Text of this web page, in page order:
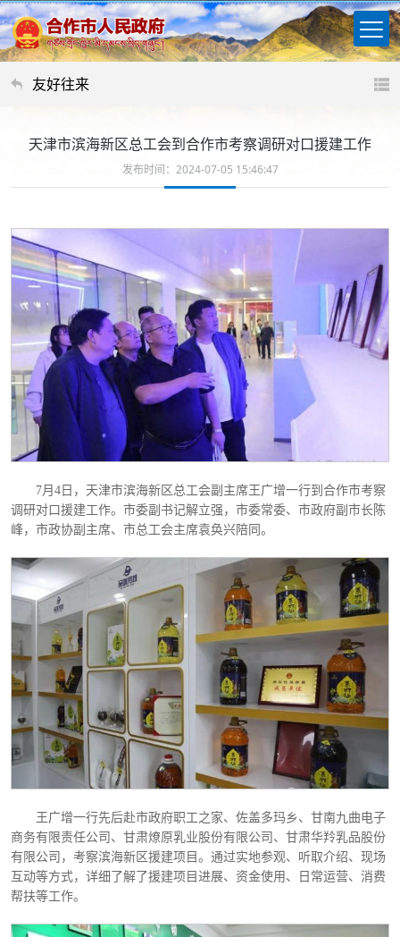
友好往来
天津市滨海新区总工会到合作市考察调研对口援建工作
发布时间：2024-07-05 15:46:47
7月4日，天津市滨海新区总工会副主席王广增一行到合作市考察
调研对口援建工作。市委副书记解立强，市委常委、市政府副市长陈
峰，市政协副主席、市总工会主席袁奂兴陪同。
王广增一行先后赴市政府职工之家、佐盖多玛乡、甘南九曲电子
商务有限责任公司、甘肃燎原乳业股份有限公司、甘肃华羚乳品股份
有限公司，考察滨海新区援建项目。通过实地参观、听取介绍、现场
互动等方式，详细了解了援建项目进展、资金使用、日常运营、消费
帮扶等工作。